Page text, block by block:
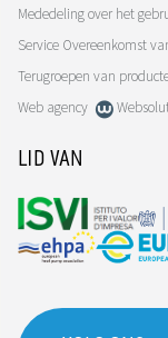
Mededeling over het
Service Overeenkomst
Terugroepen van
Web agency
LID VAN